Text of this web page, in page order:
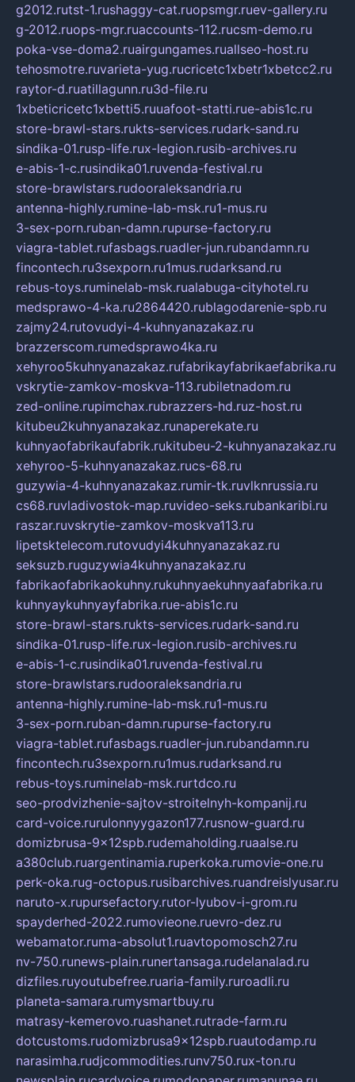
g2012.rutst-1.rushaggy-cat.ruopsmgr.ruev-gallery.ru
g-2012.ruops-mgr.ruaccounts-112.rucsm-demo.ru
poka-vse-doma2.ruairgungames.ruallseo-host.ru
tehosmotre.ruvarieta-yug.rucricetc1xbetr1xbetcc2.ru
raytor-d.ruatillagunn.ru3d-file.ru
1xbeticricetc1xbetti5.ruuafoot-statti.rue-abis1c.ru
store-brawl-stars.rukts-services.rudark-sand.ru
sindika-01.rusp-life.rux-legion.rusib-archives.ru
e-abis-1-c.rusindika01.ruvenda-festival.ru
store-brawlstars.rudooraleksandria.ru
antenna-highly.rumine-lab-msk.ru1-mus.ru
3-sex-porn.ruban-damn.rupurse-factory.ru
viagra-tablet.rufasbags.ruadler-jun.rubandamn.ru
fincontech.ru3sexporn.ru1mus.rudarksand.ru
rebus-toys.ruminelab-msk.rualabuga-cityhotel.ru
medsprawo-4-ka.ru2864420.rublagodarenie-spb.ru
zajmy24.rutovudyi-4-kuhnyanazakaz.ru
brazzerscom.rumedsprawo4ka.ru
xehyroo5kuhnyanazakaz.rufabrikayfabrikaefabrika.ru
vskrytie-zamkov-moskva-113.rubiletnadom.ru
zed-online.rupimchax.rubrazzers-hd.ruz-host.ru
kitubeu2kuhnyanazakaz.runaperekate.ru
kuhnyaofabrikaufabrik.rukitubeu-2-kuhnyanazakaz.ru
xehyroo-5-kuhnyanazakaz.rucs-68.ru
guzywia-4-kuhnyanazakaz.rumir-tk.ruvlknrussia.ru
cs68.ruvladivostok-map.ruvideo-seks.rubankaribi.ru
raszar.ruvskrytie-zamkov-moskva113.ru
lipetsktelecom.rutovudyi4kuhnyanazakaz.ru
seksuzb.ruguzywia4kuhnyanazakaz.ru
fabrikaofabrikaokuhny.rukuhnyaekuhnyaafabrika.ru
kuhnyaykuhnyayfabrika.rue-abis1c.ru
store-brawl-stars.rukts-services.rudark-sand.ru
sindika-01.rusp-life.rux-legion.rusib-archives.ru
e-abis-1-c.rusindika01.ruvenda-festival.ru
store-brawlstars.rudooraleksandria.ru
antenna-highly.rumine-lab-msk.ru1-mus.ru
3-sex-porn.ruban-damn.rupurse-factory.ru
viagra-tablet.rufasbags.ruadler-jun.rubandamn.ru
fincontech.ru3sexporn.ru1mus.rudarksand.ru
rebus-toys.ruminelab-msk.rurtdco.ru
seo-prodvizhenie-sajtov-stroitelnyh-kompanij.ru
card-voice.rurulonnyygazon177.rusnow-guard.ru
domizbrusa-9x12spb.rudemaholding.ruaalse.ru
a380club.ruargentinamia.ruperkoka.rumovie-one.ru
perk-oka.rug-octopus.rusibarchives.ruandreislyusar.ru
naruto-x.rupursefactory.rutor-lyubov-i-grom.ru
spayderhed-2022.rumovieone.ruevro-dez.ru
webamator.ruma-absolut1.ruavtopomosch27.ru
nv-750.runews-plain.runertansaga.rudelanalad.ru
dizfiles.ruyoutubefree.ruaria-family.ruroadli.ru
planeta-samara.rumysmartbuy.ru
matrasy-kemerovo.ruashanet.rutrade-farm.ru
dotcustoms.rudomizbrusa9x12spb.ruautodamp.ru
narasimha.rudjcommodities.runv750.rux-ton.ru